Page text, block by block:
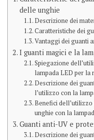
delle unghie
Descrizione dei
Caratteristiche dei
Vantaggi dei guanti
I guanti magici e la
Spiegazione
lampada LED per la
Descrizione dei
l’utilizzo con la
Benefici
unghie con la
Guanti anti-UV e
Descrizione dei